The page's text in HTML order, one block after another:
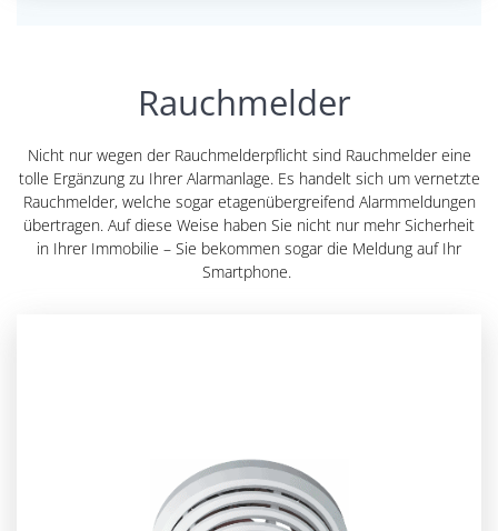
Rauchmelder
Nicht nur wegen der Rauchmelderpflicht sind Rauchmelder eine
tolle Ergänzung zu Ihrer Alarmanlage. Es handelt sich um vernetzte
Rauchmelder, welche sogar etagenübergreifend Alarmmeldungen
übertragen. Auf diese Weise haben Sie nicht nur mehr Sicherheit
in Ihrer Immobilie – Sie bekommen sogar die Meldung auf Ihr
Smartphone.